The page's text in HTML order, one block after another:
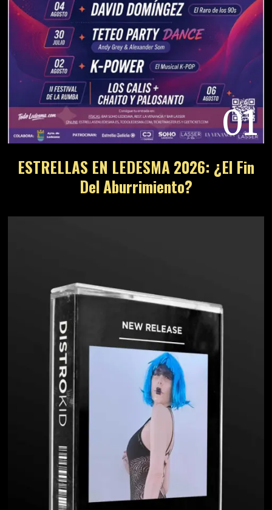
01
ESTRELLAS EN LEDESMA 2026: ¿El Fin
Del Aburrimiento?